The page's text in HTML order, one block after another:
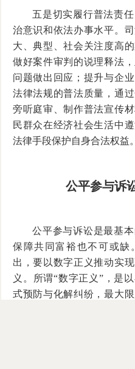
五是切实履行普法责
治意识和依法办事水平。
大、典型、社会关注度高
做好案件审判的说理释法
问题做出回应；提升与企
法律法规的普法质量，通
旁听庭审、制作普法宣传
民群众在经济社会生活中
法律手段保护自身合法权益。
公平参与诉
公平参与诉讼是最基
保障共同富裕也不可或缺
出，要以数字正义推动实
义。所谓“数字正义”，是
式预防与化解纠纷，最大